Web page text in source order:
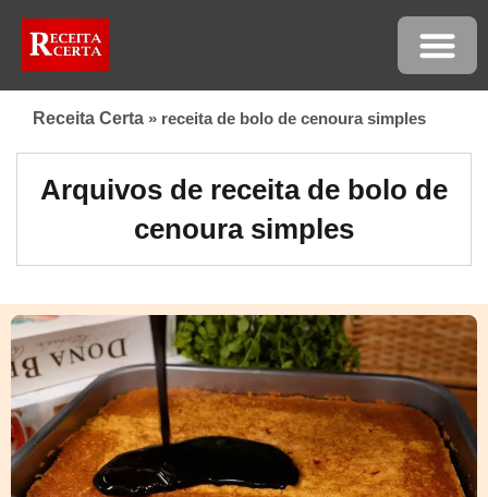
Receita Certa » receita de bolo de cenoura simples
Arquivos de receita de bolo de
cenoura simples